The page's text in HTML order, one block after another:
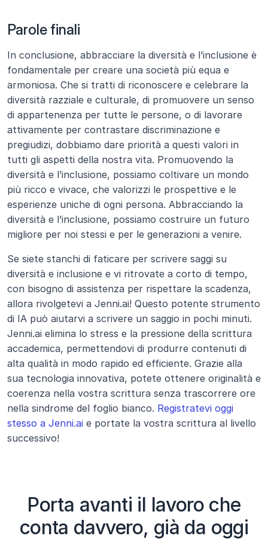
Parole finali
In conclusione, abbracciare la diversità e l’inclusione è
fondamentale per creare una società più equa e
armoniosa. Che si tratti di riconoscere e celebrare la
diversità razziale e culturale, di promuovere un senso
di appartenenza per tutte le persone, o di lavorare
attivamente per contrastare discriminazione e
pregiudizi, dobbiamo dare priorità a questi valori in
tutti gli aspetti della nostra vita. Promuovendo la
diversità e l’inclusione, possiamo coltivare un mondo
più ricco e vivace, che valorizzi le prospettive e le
esperienze uniche di ogni persona. Abbracciando la
diversità e l’inclusione, possiamo costruire un futuro
migliore per noi stessi e per le generazioni a venire.
Se siete stanchi di faticare per scrivere saggi su
diversità e inclusione e vi ritrovate a corto di tempo,
con bisogno di assistenza per rispettare la scadenza,
allora rivolgetevi a Jenni.ai! Questo potente strumento
di IA può aiutarvi a scrivere un saggio in pochi minuti.
Jenni.ai elimina lo stress e la pressione della scrittura
accademica, permettendovi di produrre contenuti di
alta qualità in modo rapido ed efficiente. Grazie alla
sua tecnologia innovativa, potete ottenere originalità e
coerenza nella vostra scrittura senza trascorrere ore
nella sindrome del foglio bianco. Registratevi oggi
stesso a Jenni.ai e portate la vostra scrittura al livello
successivo!
Porta avanti il lavoro che
conta davvero, già da oggi